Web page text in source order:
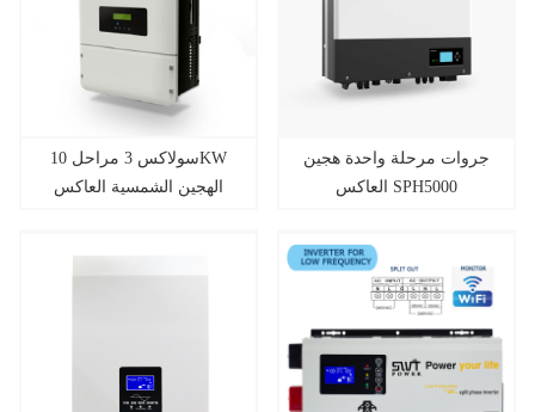
سولاكس 3 مراحل 10KW
الهجين الشمسية العاكس
جروات مرحلة واحدة هجين
العاكس SPH5000